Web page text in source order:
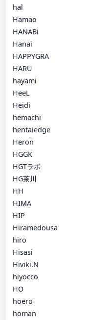
hal
Hamao
HANABi
Hanai
HAPPYGRA
HARU
hayami
HeeL
Heidi
hemachi
hentaiedge
Heron
HGGK
HGTラボ
HG茶川
HH
HIMA
HIP
Hiramedousa
hiro
Hisasi
Hiviki.N
hiyocco
HO
hoero
homan